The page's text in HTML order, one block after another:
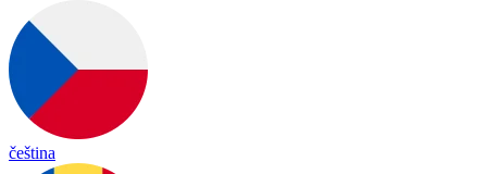
čeština